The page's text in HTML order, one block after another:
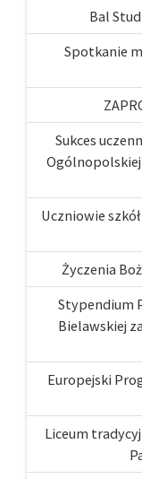
Bal
Spotkanie
Sukces
Uczniowie
Życzenia
Stypendium
Bielawskiej
Europejski
Liceum